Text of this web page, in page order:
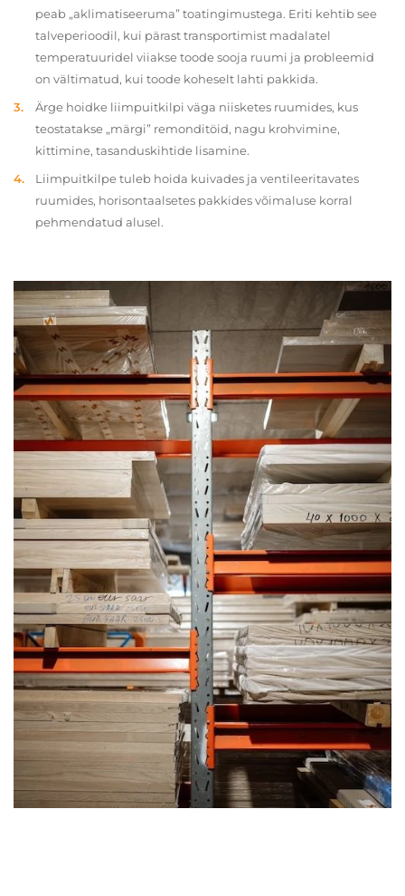
peab „aklimatiseeruma” toatingimustega. Eriti kehtib see
talveperioodil, kui pärast transportimist madalatel
temperatuuridel viiakse toode sooja ruumi ja probleemid
on vältimatud, kui toode koheselt lahti pakkida.
Ärge hoidke liimpuitkilpi väga niisketes ruumides, kus
teostatakse „märgi” remonditöid, nagu krohvimine,
kittimine, tasanduskihtide lisamine.
Liimpuitkilpe tuleb hoida kuivades ja ventileeritavates
ruumides, horisontaalsetes pakkides võimaluse korral
pehmendatud alusel.